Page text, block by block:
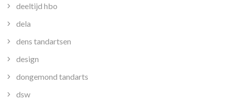
deeltijd hbo
dela
dens tandartsen
design
dongemond tandarts
dsw